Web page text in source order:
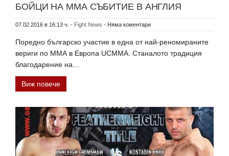
БОЙЦИ НА ММА СЪБИТИЕ В АНГЛИЯ
07.02.2016 в 16:13 ч. - Fight News - Няма коментари
Поредно българско участие в една от най-реномираните
вериги по ММА в Европа UCMMA. Станалото традиция
благодарение на…
Виж повече